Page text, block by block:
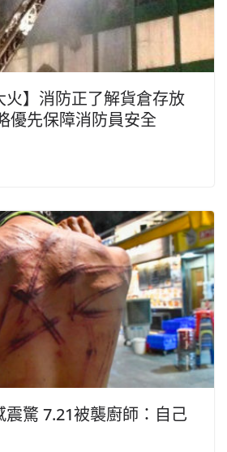
火】消防正了解貨倉存放
優先保障消防員安全
驚 7.21被襲廚師：自己